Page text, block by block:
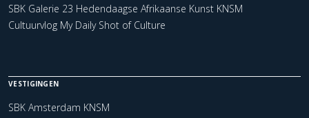
SBK Galerie 23 Hedendaagse Afrikaanse Kunst KNSM
Cultuurvlog My Daily Shot of Culture
VESTIGINGEN
SBK Amsterdam KNSM